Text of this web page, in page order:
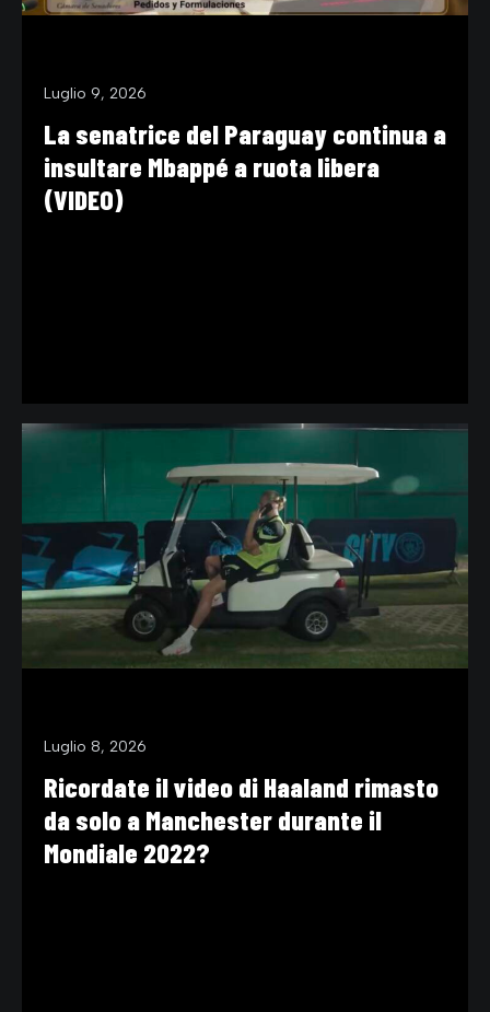
Luglio 9, 2026
La senatrice del Paraguay continua a
insultare Mbappé a ruota libera
(VIDEO)
VIDEO
Luglio 8, 2026
Ricordate il video di Haaland rimasto
da solo a Manchester durante il
Mondiale 2022?